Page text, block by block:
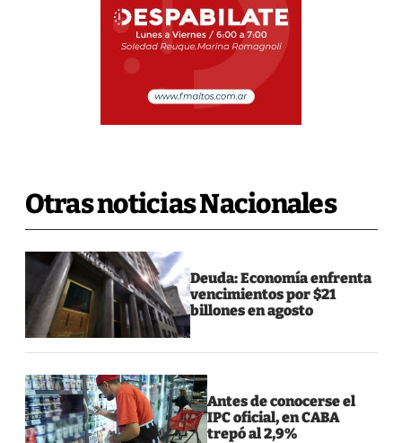
Otras noticias Nacionales
Deuda: Economía enfrenta
vencimientos por $21
billones en agosto
Antes de conocerse el
IPC oficial, en CABA
trepó al 2,9%